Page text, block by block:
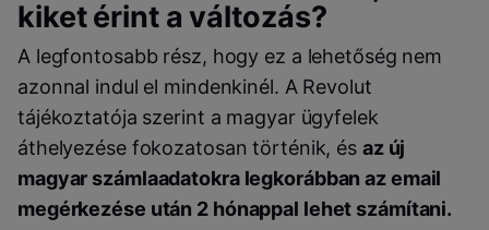
kiket érint a változás?
A legfontosabb rész, hogy ez a lehetőség nem
azonnal indul el mindenkinél. A Revolut
tájékoztatója szerint a magyar ügyfelek
áthelyezése fokozatosan történik, és az új
magyar számlaadatokra legkorábban az email
megérkezése után 2 hónappal lehet számítani.